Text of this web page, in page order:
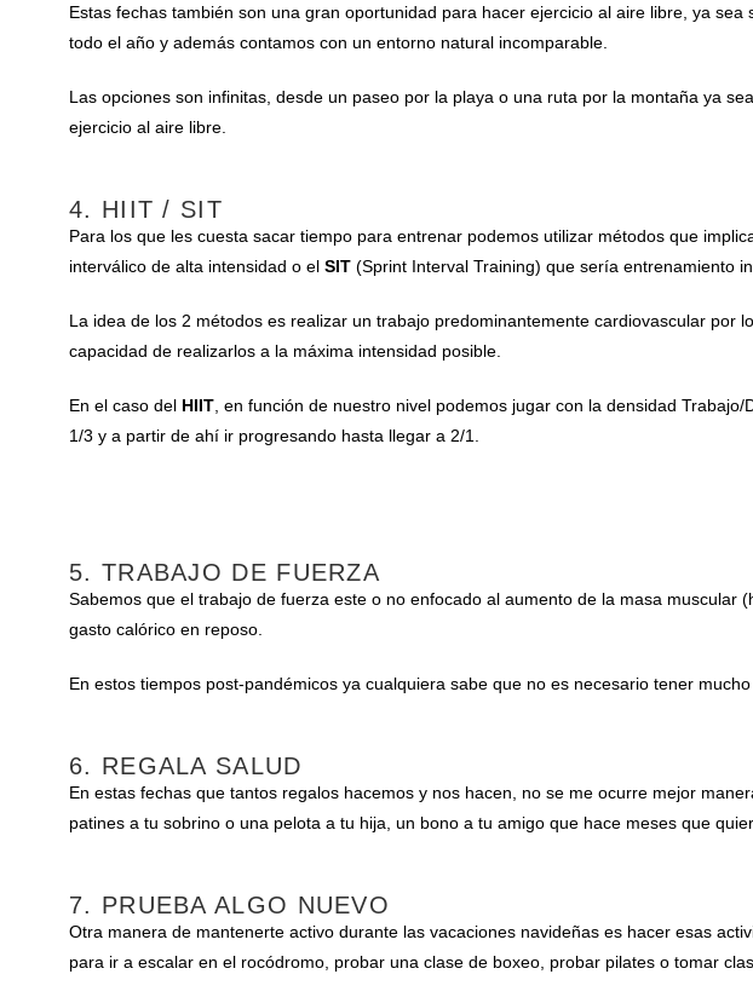
Estas fechas también son una gran oportunidad para hacer ejercicio al aire libre, ya
todo el año y además contamos con un entorno natural incomparable.
Las opciones son infinitas, desde un paseo por la playa o una ruta por la montaña ya
ejercicio al aire libre.
4. HIIT / SIT
Para los que les cuesta sacar tiempo para entrenar podemos utilizar métodos que
interválico de alta intensidad o el SIT (Sprint Interval Training) que sería entrenamiento
La idea de los 2 métodos es realizar un trabajo predominantemente cardiovascular
capacidad de realizarlos a la máxima intensidad posible.
En el caso del HIIT , en función de nuestro nivel podemos jugar con la densidad
1/3 y a partir de ahí ir progresando hasta llegar a 2/1.
5. TRABAJO DE FUERZA
Sabemos que el trabajo de fuerza este o no enfocado al aumento de la masa
gasto calórico en reposo.
En estos tiempos post-pandémicos ya cualquiera sabe que no es necesario tener
6. REGALA SALUD
En estas fechas que tantos regalos hacemos y nos hacen, no se me ocurre mejor
patines a tu sobrino o una pelota a tu hija, un bono a tu amigo que hace meses que
7. PRUEBA ALGO NUEVO
Otra manera de mantenerte activo durante las vacaciones navideñas es hacer esas
para ir a escalar en el rocódromo, probar una clase de boxeo, probar pilates o tomar